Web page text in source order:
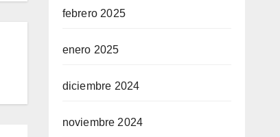
febrero 2025
enero 2025
diciembre 2024
noviembre 2024